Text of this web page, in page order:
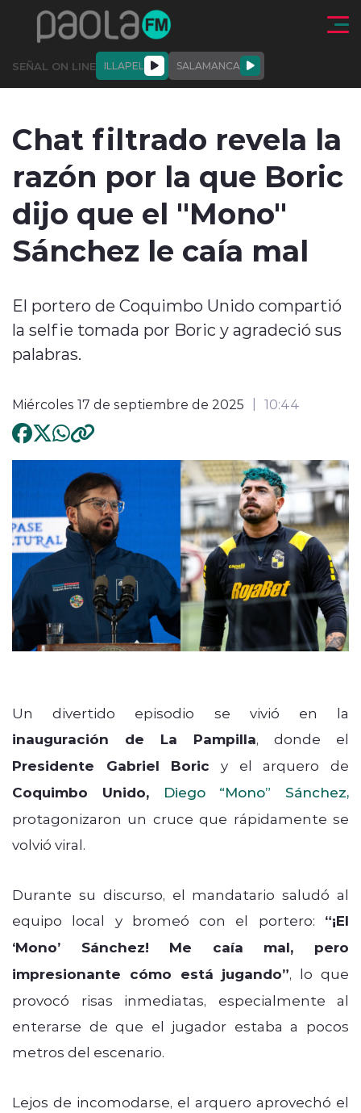
Click acá para ir directamente al contenido
SEÑAL ON LINE ILLAPEL SALAMANCA
ACTUALIDAD SOMOS
modo claro
Chat filtrado revela la
razón por la que Boric
dijo que el "Mono"
Sánchez le caía mal
El portero de Coquimbo Unido compartió
la selfie tomada por Boric y agradeció sus
palabras.
Miércoles 17 de septiembre de 2025 10:44
Un divertido episodio se vivió en la
inauguración de La Pampilla, donde el
Presidente Gabriel Boric y el arquero de
Coquimbo Unido,Diego “Mono” Sánchez,
protagonizaron un cruce que rápidamente se
volvió viral.
Durante su discurso, el mandatario saludó al
equipo local y bromeó con el portero: “¡El
‘Mono’ Sánchez! Me caía mal, pero
impresionante cómo está jugando”, lo que
provocó risas inmediatas, especialmente al
enterarse de que el jugador estaba a pocos
metros del escenario.
Lejos de incomodarse, el arquero aprovechó el